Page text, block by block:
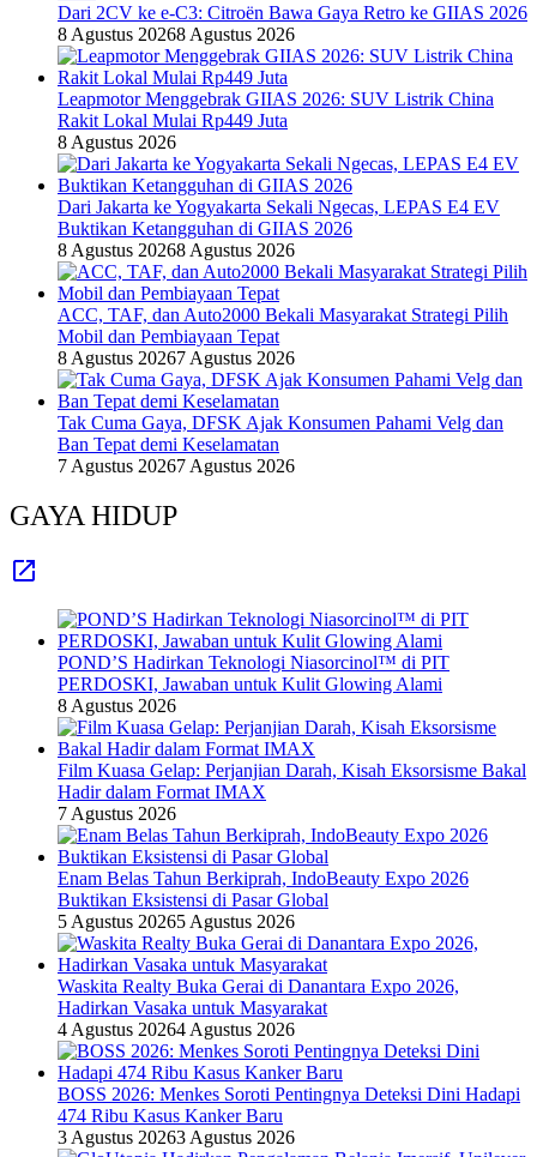
Dari 2CV ke e-C3: Citroën Bawa Gaya Retro ke GIIAS 2026
8 Agustus 20268 Agustus 2026
Leapmotor Menggebrak GIIAS 2026: SUV Listrik China
Rakit Lokal Mulai Rp449 Juta
8 Agustus 2026
Dari Jakarta ke Yogyakarta Sekali Ngecas, LEPAS E4 EV
Buktikan Ketangguhan di GIIAS 2026
8 Agustus 20268 Agustus 2026
ACC, TAF, dan Auto2000 Bekali Masyarakat Strategi Pilih
Mobil dan Pembiayaan Tepat
8 Agustus 20267 Agustus 2026
Tak Cuma Gaya, DFSK Ajak Konsumen Pahami Velg dan
Ban Tepat demi Keselamatan
7 Agustus 20267 Agustus 2026
GAYA HIDUP
POND’S Hadirkan Teknologi Niasorcinol™ di PIT
PERDOSKI, Jawaban untuk Kulit Glowing Alami
8 Agustus 2026
Film Kuasa Gelap: Perjanjian Darah, Kisah Eksorsisme Bakal
Hadir dalam Format IMAX
7 Agustus 2026
Enam Belas Tahun Berkiprah, IndoBeauty Expo 2026
Buktikan Eksistensi di Pasar Global
5 Agustus 20265 Agustus 2026
Waskita Realty Buka Gerai di Danantara Expo 2026,
Hadirkan Vasaka untuk Masyarakat
4 Agustus 20264 Agustus 2026
BOSS 2026: Menkes Soroti Pentingnya Deteksi Dini Hadapi
474 Ribu Kasus Kanker Baru
3 Agustus 20263 Agustus 2026